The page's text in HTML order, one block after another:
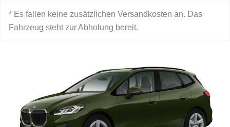
* Es fallen keine zusätzlichen Versandkosten an. Das
Fahrzeug steht zur Abholung bereit.